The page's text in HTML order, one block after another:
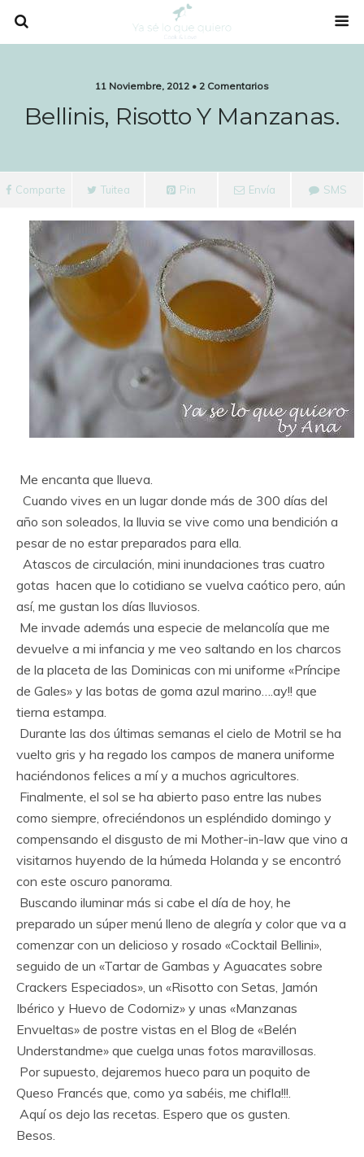
11 Noviembre, 2012 • 2 Comentarios
Bellinis, Risotto Y Manzanas.
Comparte Tuitea Pin Envía SMS
Me encanta que llueva.
Cuando vives en un lugar donde más de 300 días del
año son soleados, la lluvia se vive como una bendición a
pesar de no estar preparados para ella.
Atascos de circulación, mini inundaciones tras cuatro
gotas hacen que lo cotidiano se vuelva caótico pero, aún
así, me gustan los días lluviosos.
Me invade además una especie de melancolía que me
devuelve a mi infancia y me veo saltando en los charcos
de la placeta de las Dominicas con mi uniforme «Príncipe
de Gales» y las botas de goma azul marino….ay!! que
tierna estampa.
Durante las dos últimas semanas el cielo de Motril se ha
vuelto gris y ha regado los campos de manera uniforme
haciéndonos felices a mí y a muchos agricultores.
Finalmente, el sol se ha abierto paso entre las nubes
como siempre, ofreciéndonos un espléndido domingo y
compensando el disgusto de mi Mother-in-law que vino a
visitarnos huyendo de la húmeda Holanda y se encontró
con este oscuro panorama.
Buscando iluminar más si cabe el día de hoy, he
preparado un súper menú lleno de alegría y color que va a
comenzar con un delicioso y rosado «Cocktail Bellini»,
seguido de un «Tartar de Gambas y Aguacates sobre
Crackers Especiados», un «Risotto con Setas, Jamón
Ibérico y Huevo de Codorniz» y unas «Manzanas
Envueltas» de postre vistas en el Blog de «Belén
Understandme» que cuelga unas fotos maravillosas.
Por supuesto, dejaremos hueco para un poquito de
Queso Francés que, como ya sabéis, me chifla!!!.
Aquí os dejo las recetas. Espero que os gusten.
Besos.